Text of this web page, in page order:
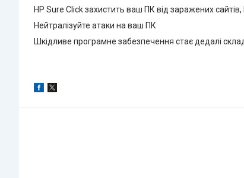
HP Sure Click захистить ваш ПК від заражених
Нейтралізуйте атаки на ваш ПК
Шкідливе програмне забезпечення стає дедалі